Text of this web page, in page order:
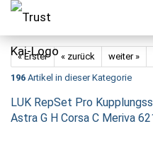
« Erster « zurück weiter »
196 Artikel in dieser Kategorie
LUK RepSet Pro
Astra G H Corsa C Meriva